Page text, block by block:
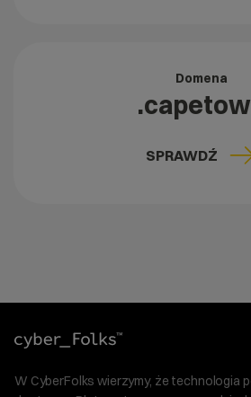
Domena
SPRAWDŹ
W CyberFolks wierzymy, że technologia